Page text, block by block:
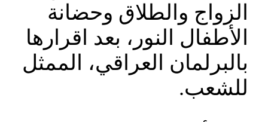
الزواج والطلاق وحضانة
الأطفال النور، بعد اقرارها
بالبرلمان العراقي، الممثل
للشعب.